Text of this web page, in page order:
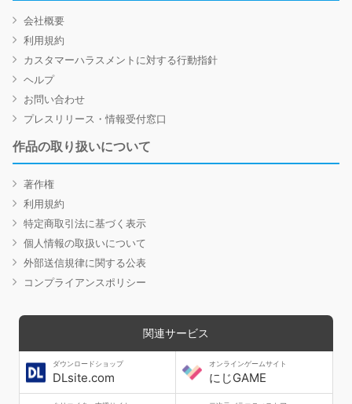
会社概要
利用規約
カスタマーハラスメントに対する行動指針
ヘルプ
お問い合わせ
プレスリリース・情報受付窓口
作品の取り扱いについて
著作権
利用規約
特定商取引法に基づく表示
個人情報の取扱いについて
外部送信規律に関する公表
コンプライアンスポリシー
関連サービス
ダウンロードショップ
DLsite.com
オンラインゲームサイト
にじGAME